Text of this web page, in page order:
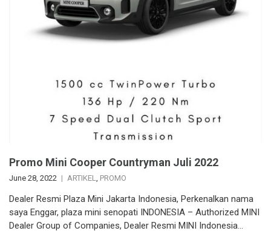
Promo Mini Cooper Countryman Juli 2022
June 28, 2022 ARTIKEL, PROMO
Dealer Resmi Plaza Mini Jakarta Indonesia, Perkenalkan nama
saya Enggar, plaza mini senopati INDONESIA – Authorized MINI
Dealer Group of Companies, Dealer Resmi MINI Indonesia…